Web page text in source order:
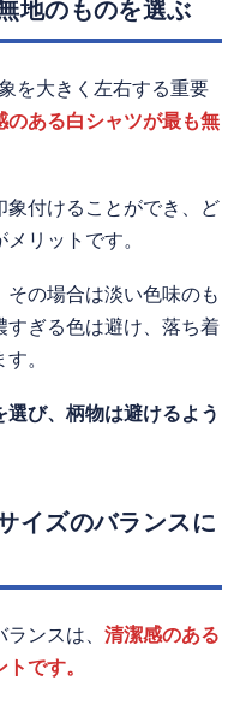
地のものを選ぶ
を大きく左右する重要
のある白シャツが最も無
象付けることができ、ど
リットです。
の場合は淡い色味のも
すぎる色は避け、落ち着
。
び、柄物は避けるよう
イズのバランスに
ンスは、 清潔感のある
です。